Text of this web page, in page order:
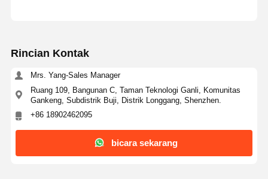
Rincian Kontak
Mrs. Yang-Sales Manager
Ruang 109, Bangunan C, Taman Teknologi Ganli, Komunitas
Gankeng, Subdistrik Buji, Distrik Longgang, Shenzhen.
+86 18902462095
bicara sekarang